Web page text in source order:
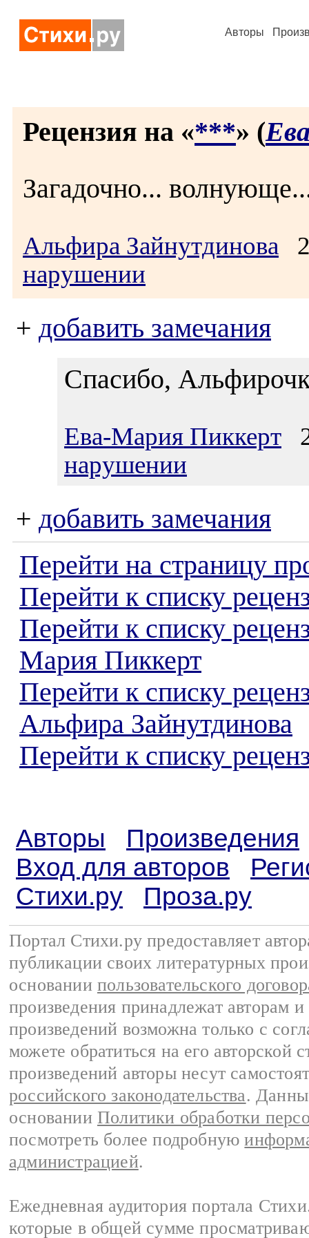
Авторы
Рецензия на «***» (
Загадочно...
Альфира Зайнутдинова
нарушении
+ добавить замечания
Спасибо,
Ева-Мария Пиккерт
нарушении
+ добавить замечания
Перейти на страницу
Перейти к списку
Перейти к списку
Мария Пиккерт
Перейти к списку
Альфира Зайнутдинова
Перейти к списку
Авторы
Произведения
Вход для авторов
Стихи.ру
Проза.ру
Портал Стихи.ру предоставляет
публикации своих литературных
основании пользовательского
произведения принадлежат авторам
произведений возможна только с
можете обратиться на его авторской
произведений авторы несут
российского законодательства.
основании Политики обработки
посмотреть более подробную
администрацией.
Ежедневная аудитория портала
которые в общей сумме